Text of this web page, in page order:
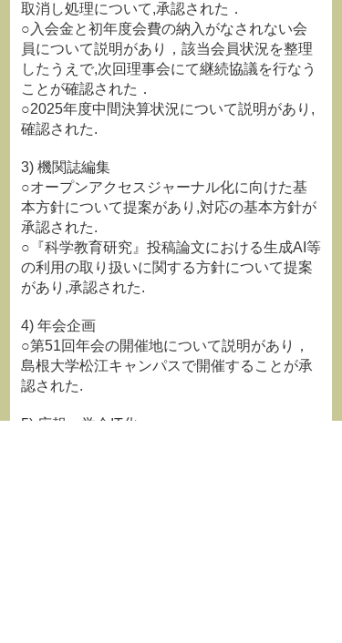
取消し処理について,承認された．
○入会金と初年度会費の納入がなされない会
員について説明があり，該当会員状況を整理
したうえで,次回理事会にて継続協議を行なう
ことが確認された．
○2025年度中間決算状況について説明があり,
確認された.
3) 機関誌編集
○オープンアクセスジャーナル化に向けた基
本方針について提案があり,対応の基本方針が
承認された.
○『科学教育研究』投稿論文における生成AI等
の利用の取り扱いに関する方針について提案
があり,承認された.
4) 年会企画
○第51回年会の開催地について説明があり，
島根大学松江キャンパスで開催することが承
認された.
5) 広報・学会IT化